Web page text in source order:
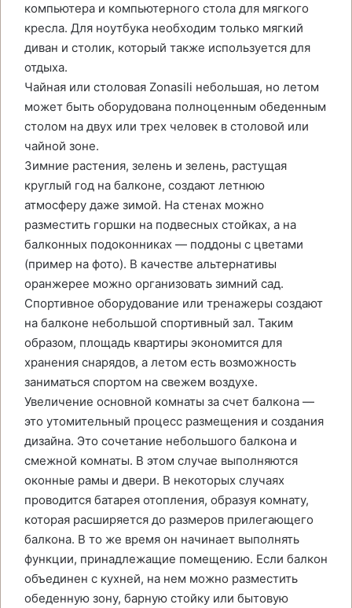
компьютера и компьютерного стола для мягкого
кресла. Для ноутбука необходим только мягкий
диван и столик, который также используется для
отдыха.
Чайная или столовая Zonasili небольшая, но летом
может быть оборудована полноценным обеденным
столом на двух или трех человек в столовой или
чайной зоне.
Зимние растения, зелень и зелень, растущая
круглый год на балконе, создают летнюю
атмосферу даже зимой. На стенах можно
разместить горшки на подвесных стойках, а на
балконных подоконниках — поддоны с цветами
(пример на фото). В качестве альтернативы
оранжерее можно организовать зимний сад.
Спортивное оборудование или тренажеры создают
на балконе небольшой спортивный зал. Таким
образом, площадь квартиры экономится для
хранения снарядов, а летом есть возможность
заниматься спортом на свежем воздухе.
Увеличение основной комнаты за счет балкона —
это утомительный процесс размещения и создания
дизайна. Это сочетание небольшого балкона и
смежной комнаты. В этом случае выполняются
оконные рамы и двери. В некоторых случаях
проводится батарея отопления, образуя комнату,
которая расширяется до размеров прилегающего
балкона. В то же время он начинает выполнять
функции, принадлежащие помещению. Если балкон
объединен с кухней, на нем можно разместить
обеденную зону, барную стойку или бытовую